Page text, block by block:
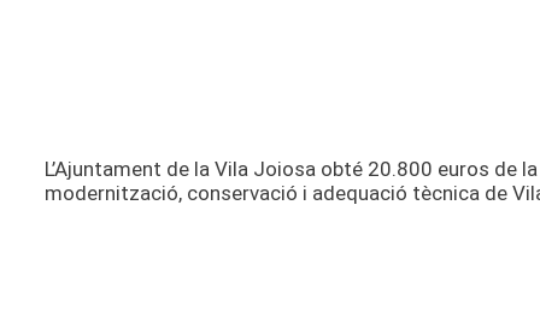
L’Ajuntament de la Vila Joiosa obté 20.800 euros de
modernització, conservació i adequació tècnica de